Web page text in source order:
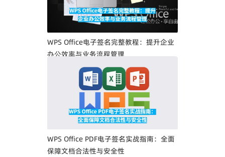
WPS Office电子签名完整教程：提升企业
办公效率与业务流程管理
WPS Office PDF电子签名实战指南：全面
保障文档合法性与安全性